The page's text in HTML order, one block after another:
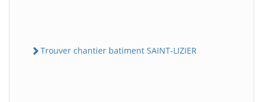
Trouver chantier batiment SAINT-LIZIER